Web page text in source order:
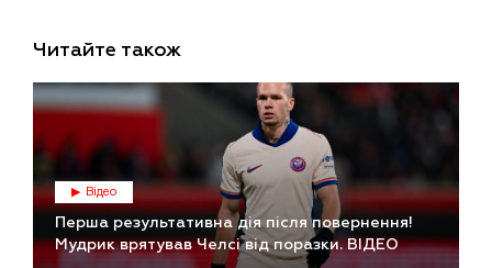
Читайте також
Відео
Перша результативна дія після повернення!
Мудрик врятував Челсі від поразки. ВІДЕО